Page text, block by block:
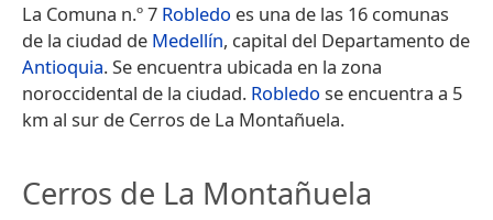
La Comuna n.º 7 Robledo es una de las 16 comunas
de la ciudad de Medellín, capital del Departamento de
Antioquia. Se encuentra ubicada en la zona
noroccidental de la ciudad. Robledo se encuentra a 5
km al sur de Cerros de La Montañuela.
Cerros de La Montañuela